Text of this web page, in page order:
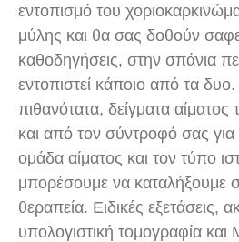
εντοπισμό του
μύλης και θα σας δοθούν
καθοδηγήσεις, στην σπάνια
εντοπιστεί κάποιο από τα
πιθανότατα, δείγματα
και από τον σύντροφό σας για
ομάδα αίματος και τον τύπο
μπορέσουμε να καταλήξουμε
θεραπεία. Ειδικές εξετάσεις,
υπολογιστική τομογραφία και